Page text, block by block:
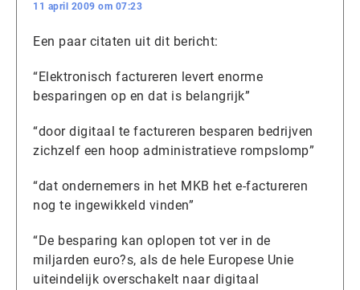
11 april 2009 om 07:23
Een paar citaten uit dit bericht:
“Elektronisch factureren levert enorme
besparingen op en dat is belangrijk”
“door digitaal te factureren besparen bedrijven
zichzelf een hoop administratieve rompslomp”
“dat ondernemers in het MKB het e-factureren
nog te ingewikkeld vinden”
“De besparing kan oplopen tot ver in de
miljarden euro?s, als de hele Europese Unie
uiteindelijk overschakelt naar digitaal